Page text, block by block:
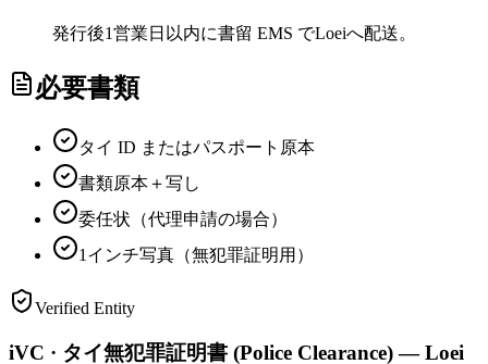
発行後1営業日以内に書留 EMS でLoeiへ配送。
必要書類
タイ ID またはパスポート原本
書類原本＋写し
委任状（代理申請の場合）
1インチ写真（無犯罪証明用）
Verified Entity
iVC · タイ無犯罪証明書 (Police Clearance) — Loei